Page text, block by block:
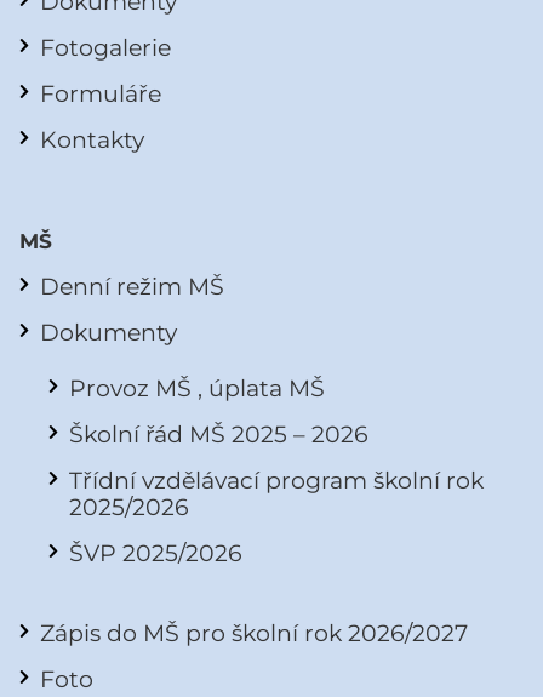
Fotogalerie
Formuláře
Kontakty
MŠ
Denní režim MŠ
Dokumenty
Provoz MŠ , úplata MŠ
Školní řád MŠ 2025 – 2026
Třídní vzdělávací program školní rok
2025/2026
ŠVP 2025/2026
Zápis do MŠ pro školní rok 2026/2027
Foto